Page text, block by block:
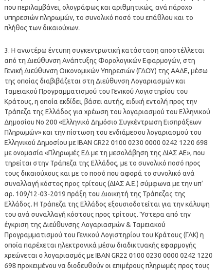
που περιλαμβάνει, ολογράφως και αριθμητικώς, ανά πάροχο
υπηρεσιών πληρωμών, το συνολικό ποσό του επάθλου και το
πλήθος των δικαιούχων.
3. Η ανωτέρω έντυπη συγκεντρωτική κατάσταση αποστέλλεται
από τη Διεύθυνση Ανάπτυξης Φορολογικών Εφαρμογών, στη
Γενική Διεύθυνση Οικονομικών Υπηρεσιών (ΓΔΟΥ) της ΑΑΔΕ, μέσω
της οποίας διαβιβάζεται στη Διεύθυνση Λογαριασμών και
Ταμειακού Προγραμματισμού του Γενικού Λογιστηρίου του
Κράτους, η οποία εκδίδει, βάσει αυτής, ειδική εντολή προς την
Τράπεζα της Ελλάδος για χρέωση του λογαριασμού του Ελληνικού
Δημοσίου Νο 200 «Ελληνικό Δημόσιο Συγκέντρωση Εισπράξεων
Πληρωμών» και την πίστωση του ενδιάμεσου λογαριασμού του
Ελληνικού Δημοσίου με ΙΒΑΝ GR22 0100 0230 0000 0242 1220 698
με ονομασία «Πληρωμές ΕΔ με τη μεσολάβηση της ΔΙΑΣ ΑΕ», που
τηρείται στην Τράπεζα της Ελλάδος, με το συνολικό ποσό προς
τους δικαιούχους και με το ποσό που αφορά το συνολικό ανά
συναλλαγή κόστος προς τρίτους (ΔΙΑΣ Α.Ε.) σύμφωνα με την υπ’
αρ. 109/12-03-2019 πράξη του Διοικητή της Τράπεζας της
Ελλάδος. Η Τράπεζα της Ελλάδος εξουσιοδοτείται για την κάλυψη
του ανά συναλλαγή κόστους προς τρίτους. Ύστερα από την
έγκριση της Διεύθυνσης Λογαριασμών & Ταμειακού
Προγραμματισμού του Γενικού Λογιστηρίου του Κράτους (ΓΛΚ) η
οποία παρέχεται ηλεκτρονικά μέσω διαδικτυακής εφαρμογής
χρεώνεται ο λογαριασμός με ΙΒΑΝ GR22 0100 0230 0000 0242 1220
698 προκειμένου να διοδευθούν οι επιμέρους πληρωμές προς τους